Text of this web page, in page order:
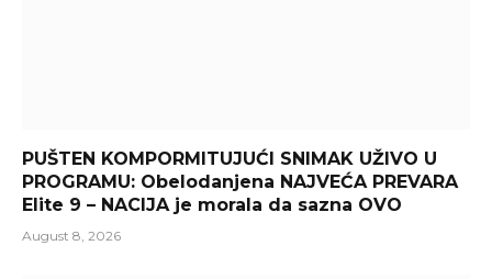
PUŠTEN KOMPORMITUJUĆI SNIMAK UŽIVO U
PROGRAMU: Obelodanjena NAJVEĆA PREVARA
Elite 9 – NACIJA je morala da sazna OVO
August 8, 2026